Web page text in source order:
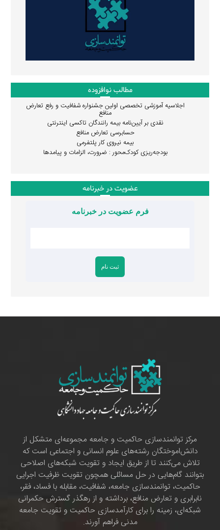
مطالب نوافزوده
اجلاسیه آموزشی تخصصی اولین جشنواره شفافیت و رفع تعارض
منافع
نقدی بر آیین‌نامه بیمه رانندگان تاکسی اینترنتی
حسابرسی تعارض منافع
بیمه نیروی کار پلتفرمی
بودجه‌ریزی کودک‌محور : ضرورت، الزامات و پیامدها
عضویت در خبرنامه
فرم عضویت در خبرنامه
مرکز توانمندسازی حاکمیت و جامعه مجموعه‌ای متشکل از
دانش‌اموختگان رشته‌های علوم انسانی و اجتماعی است که
تلاش می‌کنند تا از طریق ایجاد و تقویت شبکه‌های اصلاحی
بتوانند گام‌هایی در حل مسائلی همچون تقویت ظرفیت اجرایی
حاکمیت، توانمندسازی جامعه، شفافیت، مقابله با فساد، فقر،
نابرابری و تعارض منافع، برداشته و از رهگذر گسترش حکمرانی
شبکه‌ای، زمینه را برای کارآمدسازی حاکمیت و تقویت جامعه
مدنی فراهم آورند.